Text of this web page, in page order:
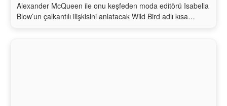
Alexander McQueen ile onu keşfeden moda editörü Isabella
Blow’un çalkantılı ilişkisini anlatacak Wild Bird adlı kısa…